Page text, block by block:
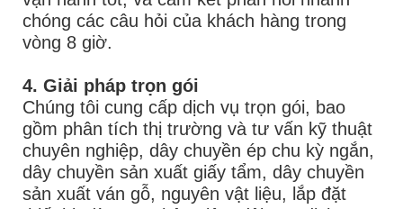
chóng các câu hỏi của khách hàng trong
vòng 8 giờ.
4. Giải pháp trọn gói
Chúng tôi cung cấp dịch vụ trọn gói, bao
gồm phân tích thị trường và tư vấn kỹ thuật
chuyên nghiệp, dây chuyền ép chu kỳ ngắn,
dây chuyền sản xuất giấy tẩm, dây chuyền
sản xuất ván gỗ, nguyên vật liệu, lắp đặt